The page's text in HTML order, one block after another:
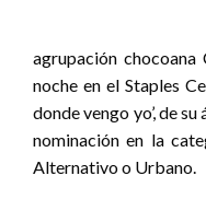
agrupación
noche en el Staples
donde vengo yo’, de su
nominación en la
Alternativo o Urbano.